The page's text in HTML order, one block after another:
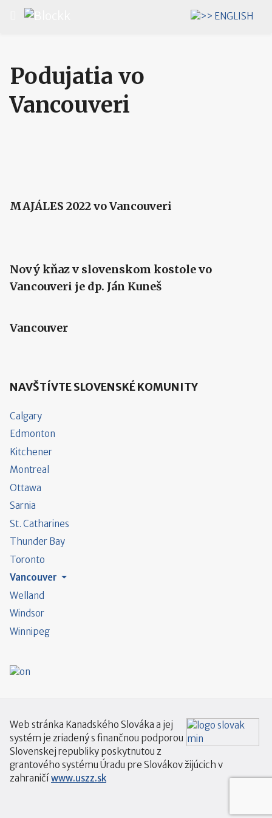
Vyberte váš jazyk
Podujatia vo
Vancouveri
MAJÁLES 2022 vo Vancouveri
Nový kňaz v slovenskom kostole vo
Vancouveri je dp. Ján Kuneš
Vancouver
NAVŠTÍVTE SLOVENSKÉ KOMUNITY
Calgary
Edmonton
Kitchener
Montreal
Ottawa
Sarnia
St. Catharines
Thunder Bay
Toronto
Vancouver
Welland
Windsor
Winnipeg
Web stránka Kanadského Slováka a jej
systém je zriadený s finančnou podporou
Slovenskej republiky poskytnutou z
grantového systému Úradu pre Slovákov žijúcich v
zahraničí www.uszz.sk